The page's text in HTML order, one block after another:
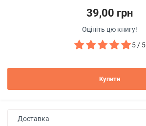
39,00 грн
Оцініть цю книгу!
5 / 5
Купити
Доставка